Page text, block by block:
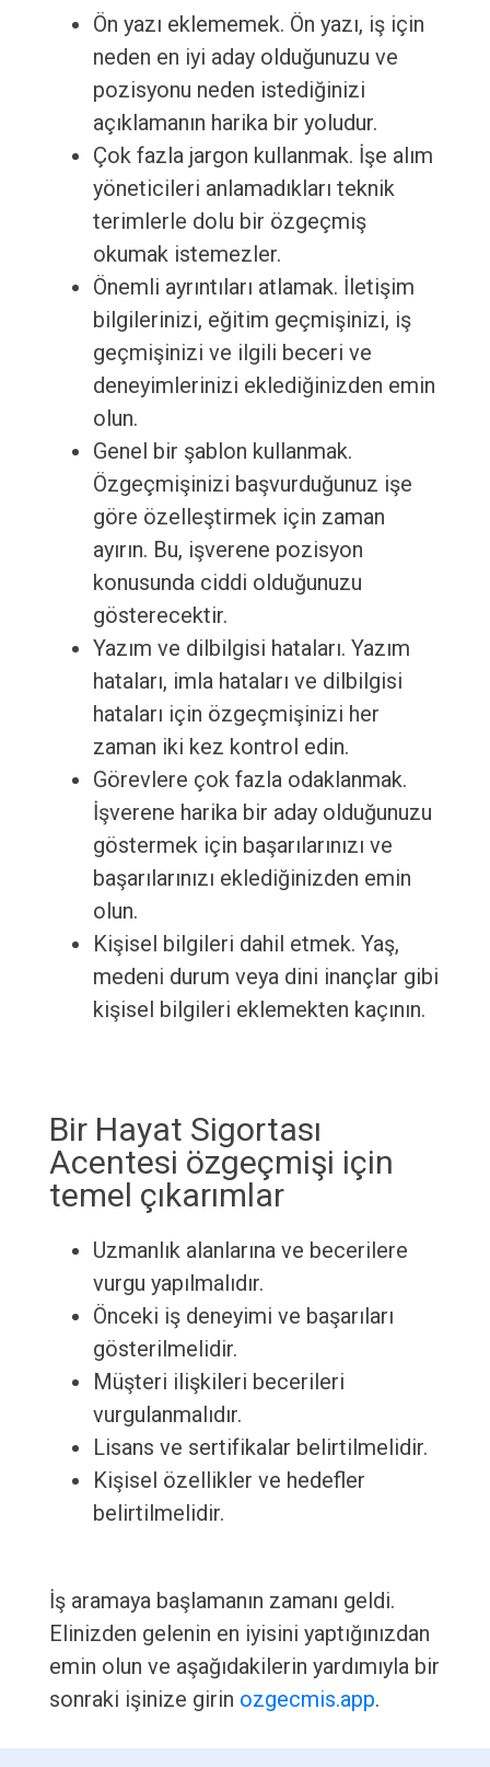
Ön yazı eklememek. Ön yazı, iş için
neden en iyi aday olduğunuzu ve
pozisyonu neden istediğinizi
açıklamanın harika bir yoludur.
Çok fazla jargon kullanmak. İşe alım
yöneticileri anlamadıkları teknik
terimlerle dolu bir özgeçmiş
okumak istemezler.
Önemli ayrıntıları atlamak. İletişim
bilgilerinizi, eğitim geçmişinizi, iş
geçmişinizi ve ilgili beceri ve
deneyimlerinizi eklediğinizden emin
olun.
Genel bir şablon kullanmak.
Özgeçmişinizi başvurduğunuz işe
göre özelleştirmek için zaman
ayırın. Bu, işverene pozisyon
konusunda ciddi olduğunuzu
gösterecektir.
Yazım ve dilbilgisi hataları. Yazım
hataları, imla hataları ve dilbilgisi
hataları için özgeçmişinizi her
zaman iki kez kontrol edin.
Görevlere çok fazla odaklanmak.
İşverene harika bir aday olduğunuzu
göstermek için başarılarınızı ve
başarılarınızı eklediğinizden emin
olun.
Kişisel bilgileri dahil etmek. Yaş,
medeni durum veya dini inançlar gibi
kişisel bilgileri eklemekten kaçının.
Bir Hayat Sigortası
Acentesi özgeçmişi için
temel çıkarımlar
Uzmanlık alanlarına ve becerilere
vurgu yapılmalıdır.
Önceki iş deneyimi ve başarıları
gösterilmelidir.
Müşteri ilişkileri becerileri
vurgulanmalıdır.
Lisans ve sertifikalar belirtilmelidir.
Kişisel özellikler ve hedefler
belirtilmelidir.
İş aramaya başlamanın zamanı geldi.
Elinizden gelenin en iyisini yaptığınızdan
emin olun ve aşağıdakilerin yardımıyla bir
sonraki işinize girin ozgecmis.app.